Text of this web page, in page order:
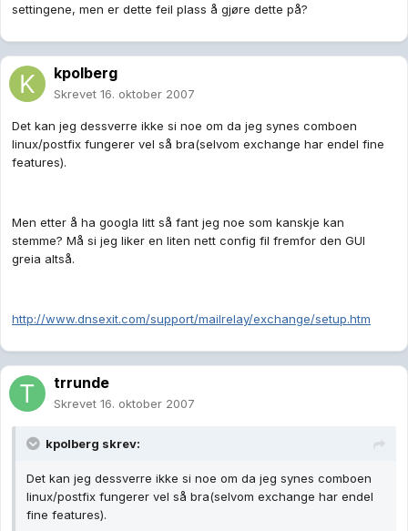
settingene, men er dette feil plass å gjøre dette på?
kpolberg
Skrevet 16. oktober 2007
Det kan jeg dessverre ikke si noe om da jeg synes comboen
linux/postfix fungerer vel så bra(selvom exchange har endel fine
features).
Men etter å ha googla litt så fant jeg noe som kanskje kan
stemme? Må si jeg liker en liten nett config fil fremfor den GUI
greia altså.
http://www.dnsexit.com/support/mailrelay/exchange/setup.htm
trrunde
Skrevet 16. oktober 2007
kpolberg skrev:
Det kan jeg dessverre ikke si noe om da jeg synes comboen
linux/postfix fungerer vel så bra(selvom exchange har endel
fine features).